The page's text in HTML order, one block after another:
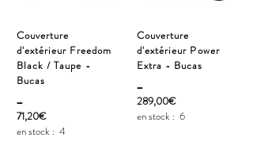
Couverture
d'extérieur Freedom
Black / Taupe -
Bucas
_
71,20€
en stock : 4
Couverture
d'extérieur Power
Extra - Bucas
_
289,00€
en stock : 6